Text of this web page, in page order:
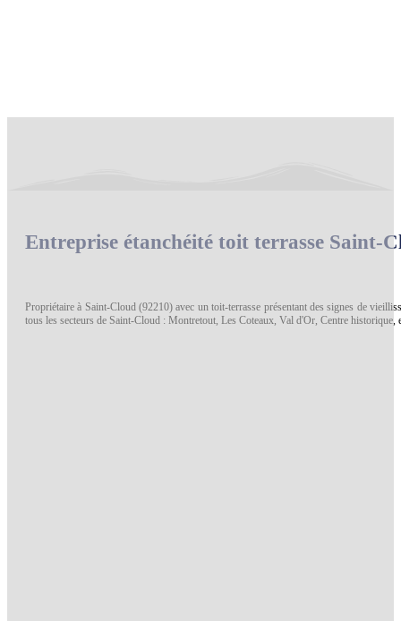
Entreprise étanchéité toit terrasse Saint-
Propriétaire à Saint-Cloud (92210) avec un toit-terrasse présentant des signes de
tous les secteurs de Saint-Cloud : Montretout, Les Coteaux, Val d'Or, Centre